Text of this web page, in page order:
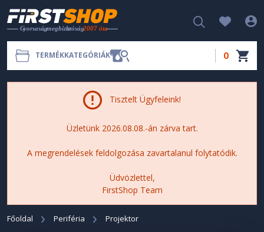
TERMÉKKATEGÓRIÁK 0
Tisztelt Ügyfeleink!
Üzletünk 2026.08.08.-án zárva tart.
A megrendelések feldolgozása zavartalanul folytatódik.
Üdvözlettel,
FirstShop Team
Főoldal Periféria Projektor